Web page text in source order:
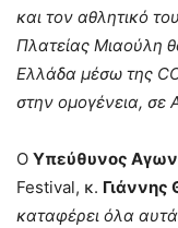
και τον αθλητικό
Πλατείας Μιαούλη
Ελλάδα μέσω της
στην ομογένεια, σε
Ο Υπεύθυνος
Festival, κ. Γιάννης
καταφέρει όλα